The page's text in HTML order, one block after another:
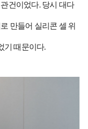
건이었다. 당시 대다
만들어 실리콘 셀 위
기 때문이다.